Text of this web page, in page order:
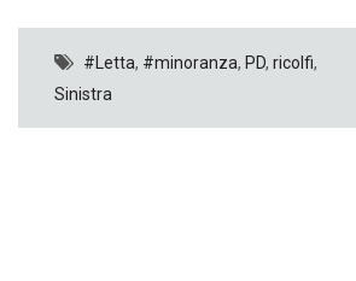
#Letta, #minoranza, PD, ricolfi,
Sinistra